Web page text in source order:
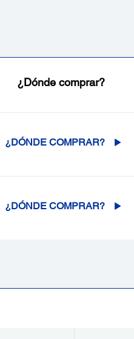
¿Dónde comprar?
¿DÓNDE COMPRAR?
¿DÓNDE COMPRAR?